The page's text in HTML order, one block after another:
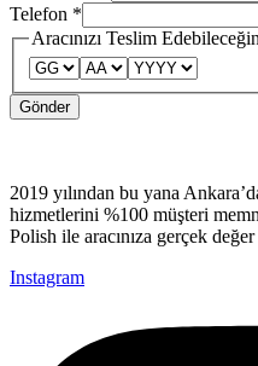
Adı
Tarih
Telefon *
Aracınızı Teslim
Gönder
2019 yılından bu yana
hizmetlerini %100 müşteri
Polish ile aracınıza gerçek değer
Instagram